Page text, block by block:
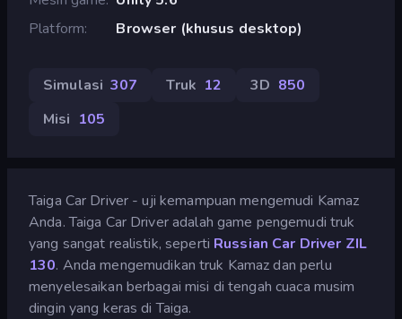
Platform
Browser (khusus desktop)
Simulasi 307 Truk 12 3D 850
Misi 105
Taiga Car Driver - uji kemampuan mengemudi Kamaz
Anda. Taiga Car Driver adalah game pengemudi truk
yang sangat realistik, seperti Russian Car Driver ZIL
130. Anda mengemudikan truk Kamaz dan perlu
menyelesaikan berbagai misi di tengah cuaca musim
dingin yang keras di Taiga.